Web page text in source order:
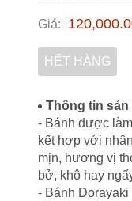
Giá:
HẾT HÀNG
Thông tin sản
- Bánh được
kết hợp với
mịn, hương vị
bở, khô hay
- Bánh